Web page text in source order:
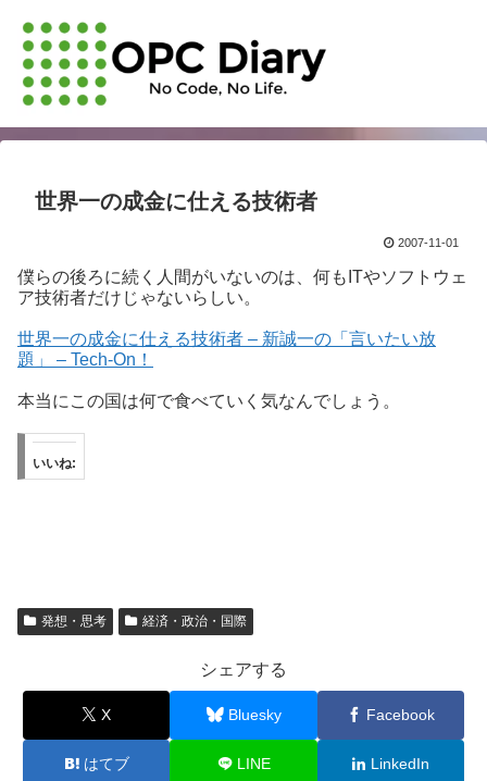
世界一の成金に仕える技術者
2007-11-01
僕らの後ろに続く人間がいないのは、何もITやソフトウェ
ア技術者だけじゃないらしい。
世界一の成金に仕える技術者 – 新誠一の「言いたい放
題」 – Tech-On！
本当にこの国は何で食べていく気なんでしょう。
いいね:
発想・思考 経済・政治・国際
シェアする
X Bluesky Facebook
はてブ LINE LinkedIn